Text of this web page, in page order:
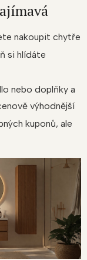
nakoupit chytře
si hlídáte
nebo doplňky a
výhodnější
kuponů, ale